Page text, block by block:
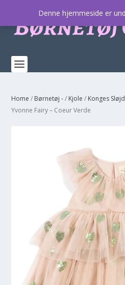
Home / Børnetøj -/ Kjole / Konges
Yvonne Fairy – Coeur Verde
Denne hjemmeside er